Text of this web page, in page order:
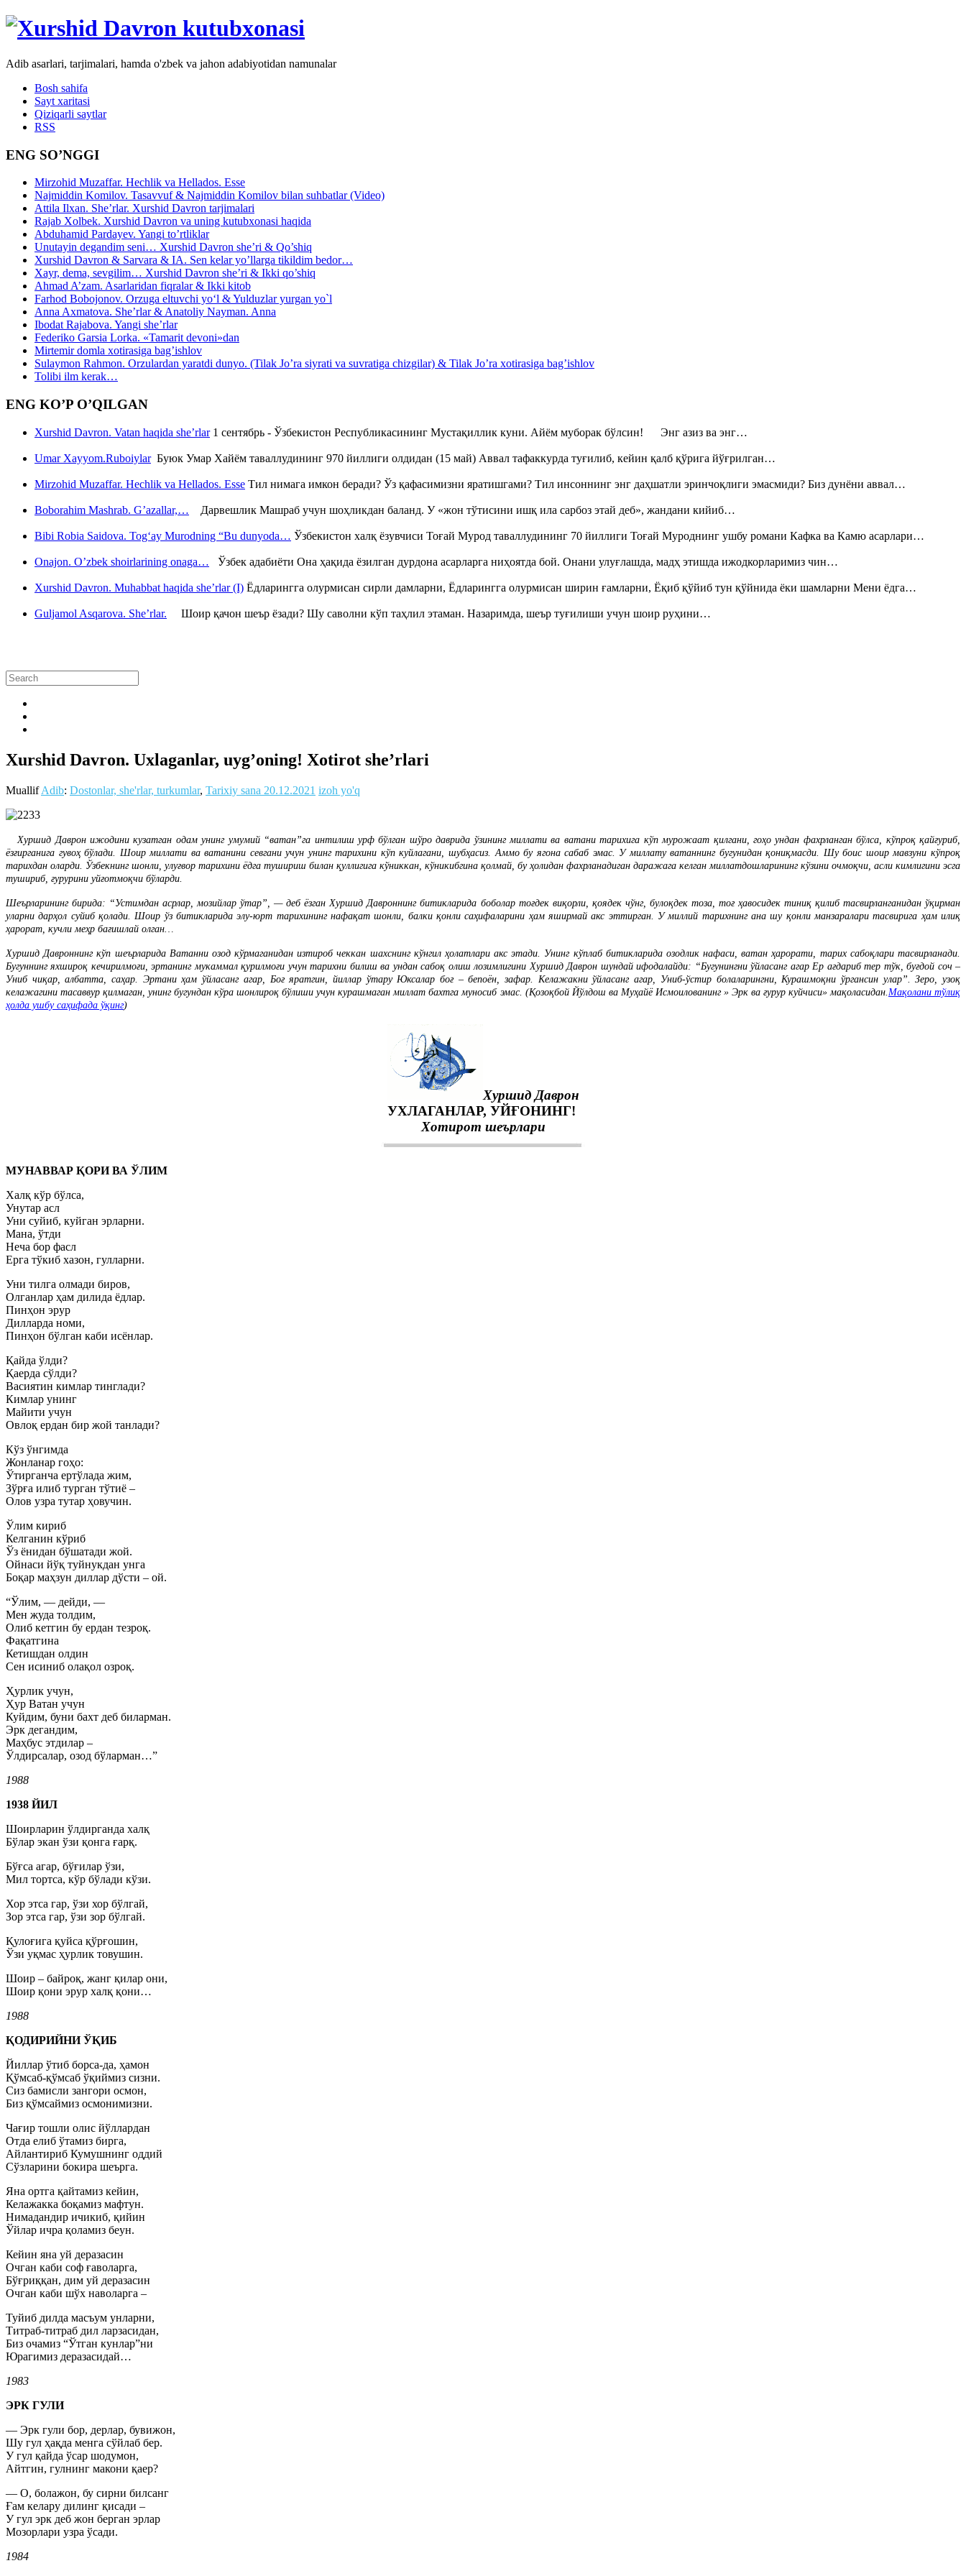
Adib asarlari, tarjimalari, hamda o'zbek va jahon adabiyotidan namunalar
Bosh sahifa
Sayt xaritasi
Qiziqarli saytlar
RSS
ENG SO’NGGI
Mirzohid Muzaffar. Hechlik va Hellados. Esse
Najmiddin Komilov. Tasavvuf & Najmiddin Komilov bilan suhbatlar (Video)
Attila Ilxan. She’rlar. Xurshid Davron tarjimalari
Rajab Xolbek. Xurshid Davron va uning kutubxonasi haqida
Abduhamid Pardayev. Yangi to’rtliklar
Unutayin degandim seni… Xurshid Davron she’ri & Qo’shiq
Xurshid Davron & Sarvara & IA. Sen kelar yo’llarga tikildim bedor…
Xayr, dema, sevgilim… Xurshid Davron she’ri & Ikki qo’shiq
Ahmad A’zam. Asarlaridan fiqralar & Ikki kitob
Farhod Bobojonov. Orzuga eltuvchi yo‘l & Yulduzlar yurgan yo`l
Anna Axmatova. She’rlar & Anatoliy Nayman. Anna
Ibodat Rajabova. Yangi she’rlar
Federiko Garsia Lorka. «Tamarit devoni»dan
Mirtemir domla xotirasiga bag’ishlov
Sulaymon Rahmon. Orzulardan yaratdi dunyo. (Tilak Jo’ra siyrati va suvratiga chizgilar) & Tilak Jo’ra xotirasiga bag’ishlov
Tolibi ilm kerak…
ENG KO’P O’QILGAN
Xurshid Davron. Vatan haqida she’rlar1 сентябрь - Ўзбекистон Республикасининг Мустақиллик куни. Айём муборак бўлсин! Энг азиз ва энг…
Umar Xayyom.RuboiylarБуюк Умар Хайём таваллудининг 970 йиллиги олдидан (15 май) Аввал тафаккурда туғилиб, кейин қалб қўрига йўғрилган…
Mirzohid Muzaffar. Hechlik va Hellados. Esse Тил нимага имкон беради? Ўз қафасимизни яратишгами? Тил инсоннинг энг даҳшатли эринчоқлиги эмасмиди? Биз дунёни аввал…
Boborahim Mashrab. G’azallar,… Дарвешлик Машраб учун шоҳликдан баланд. У «жон тўтисини ишқ ила сарбоз этай деб», жандани кийиб…
Bibi Robia Saidova. Tog‘ay Murodning “Bu dunyoda… Ўзбекистон халқ ёзувчиси Тоғай Мурод таваллудининг 70 йиллиги Тоғай Муроднинг ушбу романи Кафка ва Камю асарлари…
Onajon. O’zbek shoirlarining onaga… Ўзбек адабиёти Она ҳақида ёзилган дурдона асарларга ниҳоятда бой. Онани улуғлашда, мадҳ этишда ижодкорларимиз чин…
Xurshid Davron. Muhabbat haqida she’rlar (I) Ёдларингга олурмисан сирли дамларни, Ёдларингга олурмисан ширин ғамларни, Ёқиб қўйиб тун қўйнида ёки шамларни Мени ёдга…
Guljamol Asqarova. She’rlar. Шоир қачон шеър ёзади? Шу саволни кўп таҳлил этаман. Назаримда, шеър туғилиши учун шоир руҳини…
Xurshid Davron. Uxlaganlar, uyg’oning! Xotirot she’rlari
MuallifAdib: Dostonlar, she'rlar, turkumlar, Tarixiy sana 20.12.2021 izoh yo'q
Хуршид Даврон ижодини кузатган одам унинг умумий “ватан”га интилиш урф бўлган шўро даврида ўзининг миллати ва ватани тарихига кўп мурожаат қилгани, гоҳо ундан фахрланган бўлса, кўпроқ қайғуриб,
ёзғирганига гувоҳ бўлади. Шоир миллати ва ватанини севгани учун унинг тарихини кўп куйлагани, шубҳасиз. Аммо бу ягона сабаб эмас. У миллату ватаннинг бугунидан қониқмасди. Шу боис шоир мавзуни кўпроқ
тарихдан оларди. Ўзбекнинг шонли, улуғвор тарихини ёдга тушириш билан қуллигига кўниккан, кўникибгина қолмай, бу ҳолидан фахрланадиган даражага келган миллатдошларининг кўзини очмоқчи, асли кимлигини эсга
тушириб, ғурурини уйғотмоқчи бўларди.
Шеърларининг бирида: “Устимдан асрлар, мозийлар ўтар”, — деб ёзган Хуршид Давроннинг битикларида боболар тоғдек виқорли, қоядек чўнг, булоқдек тоза, тоғ ҳавосидек тиниқ қилиб тасвирланганидан ўқирман
уларни дарҳол суйиб қолади. Шоир ўз битикларида элу-юрт тарихининг нафақат шонли, балки қонли саҳифаларини ҳам яширмай акс эттирган. У миллий тарихнинг ана шу қонли манзаралари тасвирига ҳам илиқ
ҳарорат, кучли меҳр бағишлай олган…
Хуршид Давроннинг кўп шеърларида Ватанни озод кўрмаганидан изтироб чеккан шахснинг кўнгил ҳолатлари акс этади. Унинг кўплаб битикларида озодлик нафаси, ватан ҳарорати, тарих сабоқлари тасвирланади.
Бугуннинг яхшироқ кечирилмоғи, эртанинг мукаммал қурилмоғи учун тарихни билиш ва ундан сабоқ олиш лозимлигини Хуршид Даврон шундай ифодалайди: “Бугунингни ўйласанг агар Ер ағдариб тер тўк, буғдой соч –
Униб чиқар, албатта, саҳар. Эртани ҳам ўйласанг агар, Боғ яратгин, йиллар ўтару Юксалар боғ – бепоён, зафар. Келажакни ўйласанг агар, Униб-ўстир болаларингни, Курашмоқни ўргансин улар”. Зеро, узоқ
келажагини тасаввур қилмаган, унинг бугундан кўра шонлироқ бўлиши учун курашмаган миллат бахтга муносиб эмас. (Қозоқбой Йўлдош ва Муҳайё Исмоилованинг » Эрк ва ғурур куйчиси» мақоласидан. Мақолани тўлиқ
ҳолда ушбу саҳифада ўқинг)
Хуршид Даврон
УХЛАГАНЛАР, УЙҒОНИНГ!
Хотирот шеърлари
МУНАВВАР ҚОРИ ВА ЎЛИМ
Халқ кўр бўлса,
Унутар асл
Уни суйиб, куйган эрларни.
Мана, ўтди
Неча бор фасл
Ерга тўкиб хазон, гулларни.
Уни тилга олмади биров,
Олганлар ҳам дилида ёдлар.
Пинҳон эрур
Дилларда номи,
Пинҳон бўлган каби исёнлар.
Қайда ўлди?
Қаерда сўлди?
Васиятин кимлар тинглади?
Кимлар унинг
Майити учун
Овлоқ ердан бир жой танлади?
Кўз ўнгимда
Жонланар гоҳо:
Ўтирганча ертўлада жим,
Зўрға илиб турган тўтиё –
Олов узра тутар ҳовучин.
Ўлим кириб
Келганин кўриб
Ўз ёнидан бўшатади жой.
Ойнаси йўқ туйнукдан унга
Боқар маҳзун диллар дўсти – ой.
“Ўлим, — дейди, —
Мен жуда толдим,
Олиб кетгин бу ердан тезроқ.
Фақатгина
Кетишдан олдин
Сен исиниб олақол озроқ.
Ҳурлик учун,
Ҳур Ватан учун
Куйдим, буни бахт деб биларман.
Эрк дегандим,
Маҳбус этдилар –
Ўлдирсалар, озод бўларман…”
1988
1938 ЙИЛ
Шоирларин ўлдирганда халқ
Бўлар экан ўзи қонга ғарқ.
Бўғса агар, бўғилар ўзи,
Мил тортса, кўр бўлади кўзи.
Хор этса гар, ўзи хор бўлгай,
Зор этса гар, ўзи зор бўлгай.
Қулоғига қуйса қўрғошин,
Ўзи уқмас ҳурлик товушин.
Шоир – байроқ, жанг қилар они,
Шоир қони эрур халқ қони…
1988
ҚОДИРИЙНИ ЎҚИБ
Йиллар ўтиб борса-да, ҳамон
Қўмсаб-қўмсаб ўқиймиз сизни.
Сиз бамисли зангори осмон,
Биз қўмсаймиз осмонимизни.
Чағир тошли олис йўллардан
Отда елиб ўтамиз бирга,
Айлантириб Кумушнинг оддий
Сўзларини бокира шеърга.
Яна ортга қайтамиз кейин,
Келажакка боқамиз мафтун.
Нимадандир ичикиб, қийин
Ўйлар ичра қоламиз беун.
Кейин яна уй деразасин
Очган каби соф ғаволарга,
Бўғриққан, дим уй деразасин
Очган каби шўх наволарга –
Туйиб дилда масъум унларни,
Титраб-титраб дил ларзасидан,
Биз очамиз “Ўтган кунлар”ни
Юрагимиз деразасидай…
1983
ЭРК ГУЛИ
— Эрк гули бор, дерлар, бувижон,
Шу гул ҳақда менга сўйлаб бер.
У гул қайда ўсар шодумон,
Айтгин, гулнинг макони қаер?
— О, болажон, бу сирни билсанг
Ғам келару дилинг қисади –
У гул эрк деб жон берган эрлар
Мозорлари узра ўсади.
1984